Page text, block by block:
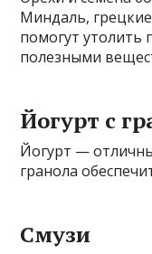
Миндаль,
помогут утолить
полезными
Йогурт с
Йогурт —
гранола
Смузи